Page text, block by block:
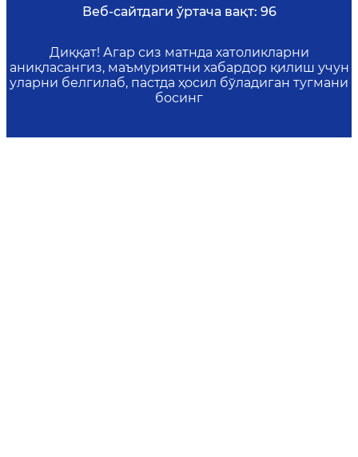
Веб-сайтдаги ўртача вақт: 96
Диққат! Агар сиз матнда хатоликларни
аниқласангиз, маъмуриятни хабардор қилиш учун
уларни белгилаб, пастда ҳосил бўладиган тугмани
босинг